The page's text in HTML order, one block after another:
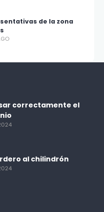
de la zona
correctamente el
al chilindrón